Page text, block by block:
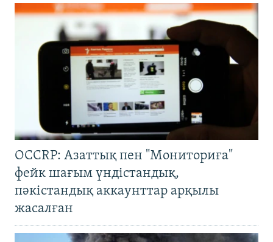
OCCRP: Азаттық пен "Мониториға"
фейк шағым үндістандық,
пәкістандық аккаунттар арқылы
жасалған